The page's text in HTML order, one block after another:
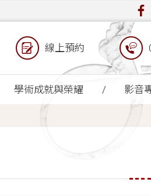
線上預約
學術成就與榮耀 影音